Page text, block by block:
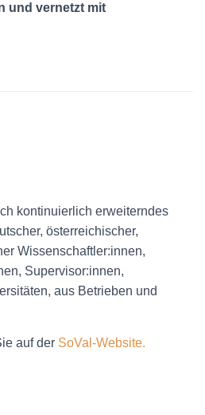
und vernetzt mit
kontinuierlich erweiterndes
österreichischer,
Wissenschaftler:innen,
Supervisor:innen,
aus Betrieben und
auf der SoVal-Website.